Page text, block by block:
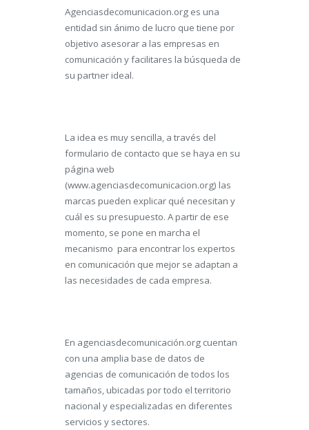
Agenciasdecomunicacion.org es una
entidad sin ánimo de lucro que tiene por
objetivo asesorar a las empresas en
comunicación y facilitares la búsqueda de
su partnerideal.
La idea es muy sencilla, a través del
formulario de contacto que se haya en su
página web
(www.agenciasdecomunicacion.org) las
marcas pueden explicar qué necesitan y
cuál es su presupuesto. A partir de ese
momento, se pone en marcha el
mecanismo para encontrar los expertos
en comunicación que mejor se adaptan a
las necesidades de cada empresa.
En agenciasdecomunicación.org cuentan
con una amplia base de datos de
agencias de comunicación de todos los
tamaños, ubicadas por todo el territorio
nacional y especializadas en diferentes
servicios y sectores.